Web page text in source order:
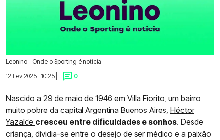
Leonino - Onde o Sporting é notícia
12 Fev 2025 | 10:25 |
0
Nascido a 29 de maio de 1946 em Villa Fiorito, um bairro
muito pobre da capital Argentina Buenos Aires, Héctor
Yazalde cresceu entre dificuldades e sonhos. Desde
criança, dividia-se entre o desejo de ser médico e a paixão